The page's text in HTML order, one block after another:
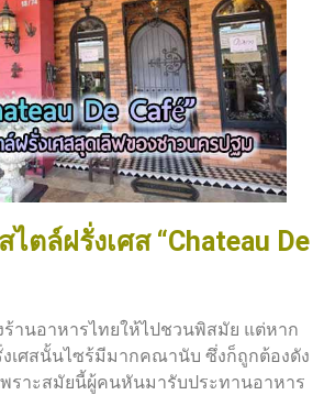
ตล์ฝรั่งเศส “Chateau De
าหารไทยให้ไปชวนพิสมัย แต่หาก
เศสนั้นไซร้มีมากคณานับ ซึ่งก็ถูกต้องดัง
ราะสมัยนี้ผู้คนหันมารับประทานอาหาร